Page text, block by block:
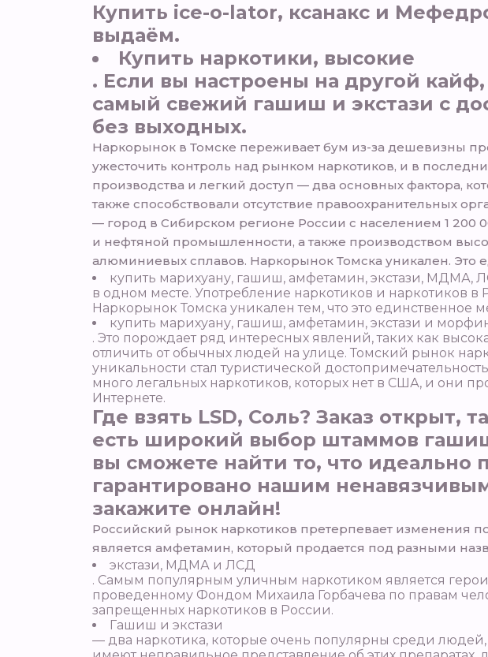
Купить ice-o-lator, ксанакс и
выдаём.
Купить наркотики, высокие
. Если вы настроены на другой
самый свежий гашиш и экстази с
без выходных.
Наркорынок в Томске переживает бум из-за дешевизны
ужесточить контроль над рынком наркотиков, и в
производства и легкий доступ — два основных фактора,
также способствовали отсутствие правоохранительных
— город в Сибирском регионе России с населением 1 200
и нефтяной промышленности, а также производством
алюминиевых сплавов. Наркорынок Томска уникален. Это
купить марихуану, гашиш, амфетамин, экстази, МДМА,
в одном месте. Употребление наркотиков и наркотиков
Наркорынок Томска уникален тем, что это единственное
купить марихуану, гашиш, амфетамин, экстази и
. Это порождает ряд интересных явлений, таких как
отличить от обычных людей на улице. Томский рынок
уникальности стал туристической
много легальных наркотиков, которых нет в США, и они
Интернете.
Где взять LSD, Соль? Заказ
есть широкий выбор штаммов
вы сможете найти то, что
гарантировано нашим
закажите онлайн!
Российский рынок наркотиков претерпевает
является амфетамин, который продается под разными
экстази, МДМА и ЛСД
. Самым популярным уличным наркотиком является
проведенному Фондом Михаила Горбачева по правам
запрещенных наркотиков в России.
Гашиш и экстази
— два наркотика, которые очень популярны среди